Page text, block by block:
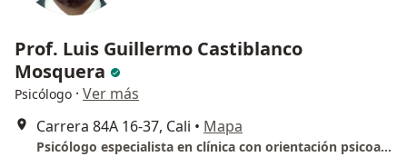
Prof. Luis Guillermo Castiblanco
Mosquera
Psicólogo · Ver más
Carrera 84A 16-37, Cali • Mapa
Psicólogo especialista en clínica con orientación psicoanalítica